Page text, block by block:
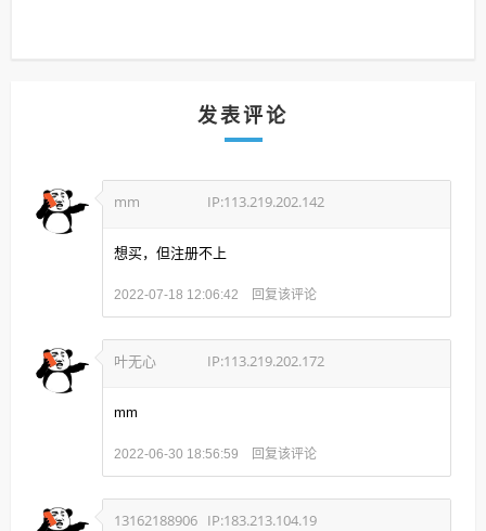
发表评论
mm IP:113.219.202.142
想买，但注册不上
2022-07-18 12:06:42 回复该评论
叶无心 IP:113.219.202.172
mm
2022-06-30 18:56:59 回复该评论
13162188906 IP:183.213.104.19